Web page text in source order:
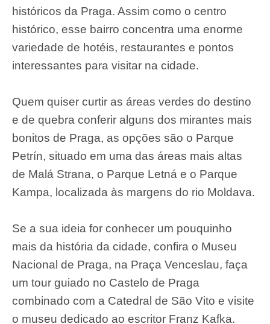
históricos da Praga. Assim como o centro
histórico, esse bairro concentra uma enorme
variedade de hotéis, restaurantes e pontos
interessantes para visitar na cidade.
Quem quiser curtir as áreas verdes do destino
e de quebra conferir alguns dos mirantes mais
bonitos de Praga, as opções são o Parque
Petrín, situado em uma das áreas mais altas
de Malá Strana, o Parque Letná e o Parque
Kampa, localizada às margens do rio Moldava.
Se a sua ideia for conhecer um pouquinho
mais da história da cidade, confira o Museu
Nacional de Praga, na Praça Venceslau, faça
um tour guiado no Castelo de Praga
combinado com a Catedral de São Vito e visite
o museu dedicado ao escritor Franz Kafka.